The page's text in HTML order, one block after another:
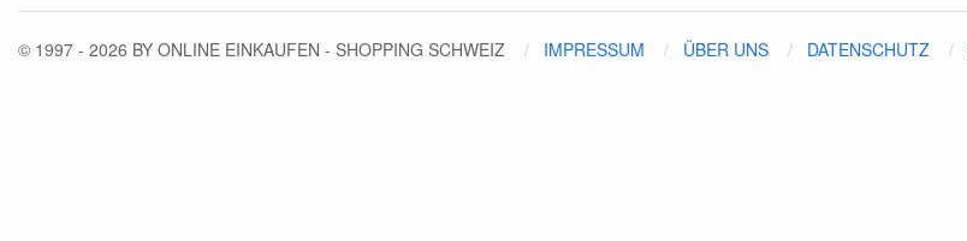
© 1997 - 2026 BY ONLINE EINKAUFEN - SHOPPING SCHWEIZ IMPRESSUM ÜBER UNS DATENSCHUTZ